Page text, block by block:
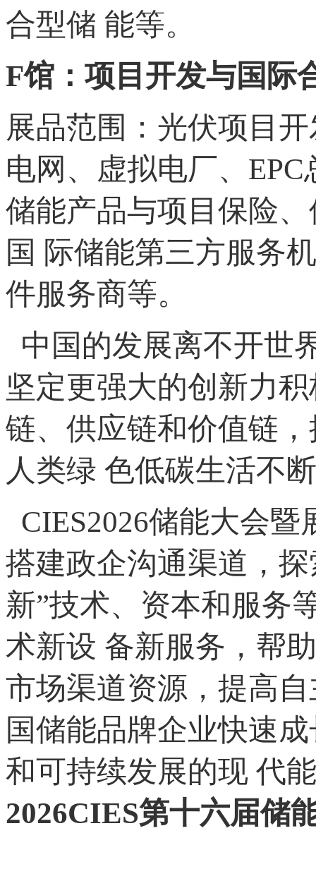
合型储 能等。
F馆：项目开发与国际
展品范围：光伏项目
电网、虚拟电厂、
储能产品与项目保险
国 际储能第三方服务
件服务商等。
中国的发展离不开世
坚定更强大的创新力
链、供应链和价值链
人类绿 色低碳生活不
CIES2026储能大会
搭建政企沟通渠道，
新”技术、资本和服务
术新设 备新服务，帮
市场渠道资源，提高
国储能品牌企业快速
和可持续发展的现 代
2026CIES第十六届储